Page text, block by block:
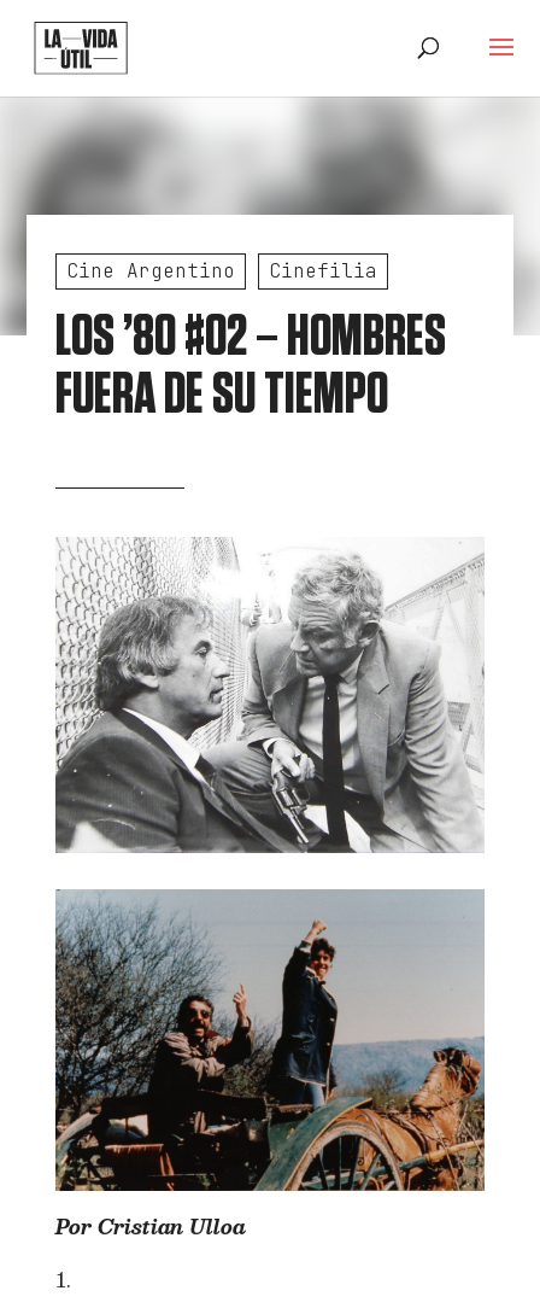
Cine Argentino Cinefilia
LOS ’80 #02 – HOMBRES
FUERA DE SU TIEMPO
Por Cristian Ulloa
1.